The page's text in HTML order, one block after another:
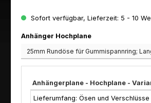
Sofort verfügbar, Lieferzeit: 5 - 10
Anhänger Hochplaneauswählen
Anhängerplane - Hochplane -
Lieferumfang: Ösen und